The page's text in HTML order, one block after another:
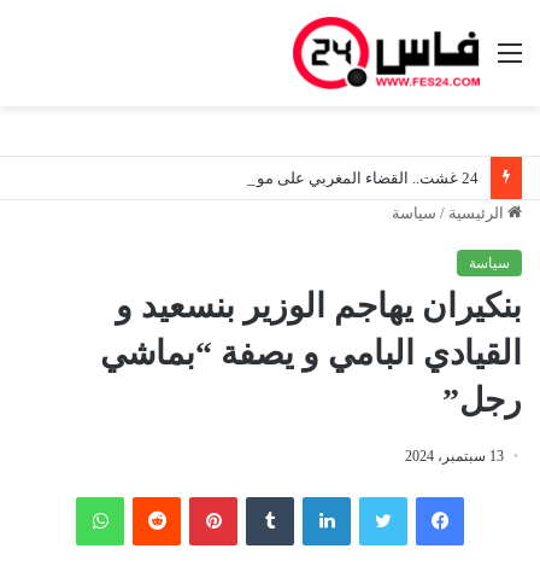
القائمة
الرئيسية / سياسة
سياسة
بنكيران يهاجم الوزير بنسعيد و
القيادي البامي و يصفة “بماشي
رجل”
13 سبتمبر، 2024
فيسبوك لينكدإن بينتيريست